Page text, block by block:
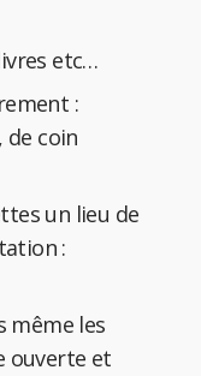
etc…
:
de coin
un lieu de
:
même les
ouverte et